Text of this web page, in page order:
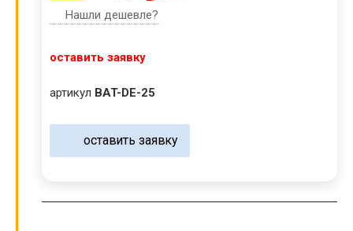
Нашли дешевле?
оставить заявку
артикул BAT-DE-25
оставить заявку